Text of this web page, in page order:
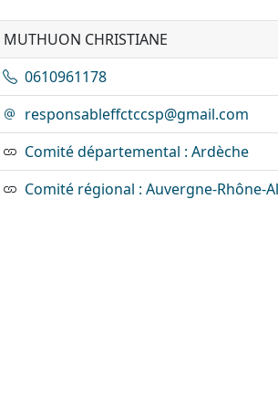
MUTHUON CHRISTIANE
0610961178
responsableffctccsp@gmail.com
Comité départemental : Ardèche
Comité régional : Auvergne-Rhône-